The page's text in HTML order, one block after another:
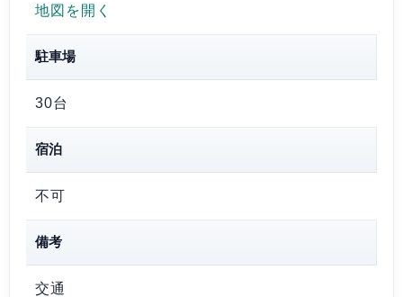
地図を開く
駐車場
30台
宿泊
不可
備考
交通